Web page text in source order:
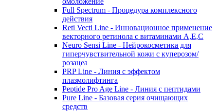
Full Spectrum - Процедура комплексного
действия
Reti Vecti Line - Инновационное применение
векторного ретинола с витаминами A,Е,С
Neuro Sensi Line - Нейрокосметика для
гиперчувствительной кожи с куперозом/
розацеа
PRP Line - Линия с эффектом
плазмолифтинга
Peptide Pro Age Line - Линия с пептидами
Pure Line - Базовая серия очищающих
средств